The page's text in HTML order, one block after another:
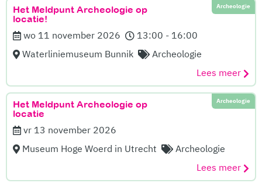
Het Meldpunt Archeologie op
locatie!
wo 11 november 2026
13:00 - 16:00
Waterliniemuseum Bunnik
Archeologie
Archeologie
Lees meer
Het Meldpunt Archeologie op
locatie
vr 13 november 2026
Museum Hoge Woerd in Utrecht
Archeologie
Archeologie
Lees meer